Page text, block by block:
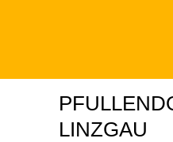
LINZGAU